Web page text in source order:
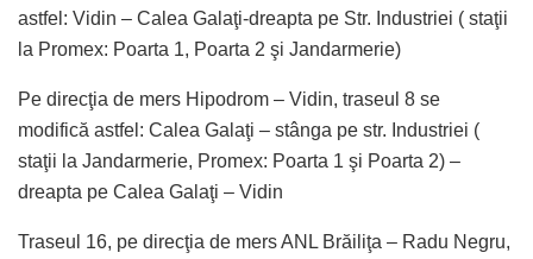
astfel: Vidin – Calea Galaţi-dreapta pe Str. Industriei ( staţii
la Promex: Poarta 1, Poarta 2 şi Jandarmerie)
Pe direcţia de mers Hipodrom – Vidin, traseul 8 se
modifică astfel: Calea Galaţi – stânga pe str. Industriei (
staţii la Jandarmerie, Promex: Poarta 1 şi Poarta 2) –
dreapta pe Calea Galaţi – Vidin
Traseul 16, pe direcţia de mers ANL Brăiliţa – Radu Negru,